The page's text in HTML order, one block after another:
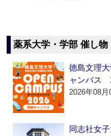
薬系大学・学部 催し物
徳島文理
ャンパス
2026年08
同志社女